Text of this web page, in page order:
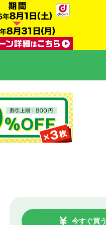
今すぐ買う